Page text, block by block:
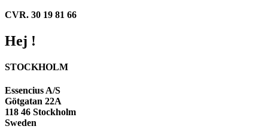
CVR. 30 19 81 66
Hej !
STOCKHOLM
Essencius A/S
Götgatan 22A
118 46 Stockholm
Sweden